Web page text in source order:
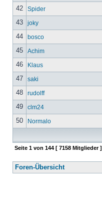
42 Spider
43 joky
44 bosco
45 Achim
46 Klaus
47 saki
48 rudolff
49 clm24
50 Normalo
Seite 1 von 144 [ 7158 Mitglieder ]
Foren-Übersicht